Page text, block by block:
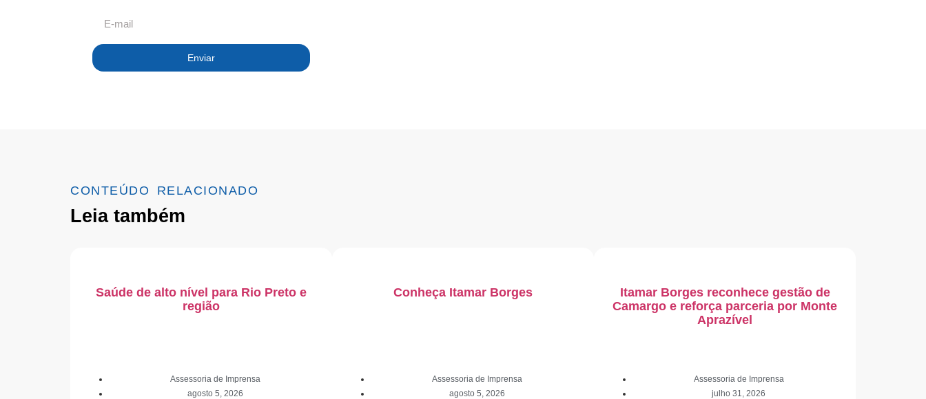
Enviar
CONTEÚDO RELACIONADO
Leia também
Saúde de alto nível para Rio Preto e
região
Assessoria de Imprensa
agosto 5, 2026
Conheça Itamar Borges
Assessoria de Imprensa
agosto 5, 2026
Itamar Borges reconhece gestão de
Camargo e reforça parceria por Monte
Aprazível
Assessoria de Imprensa
julho 31, 2026